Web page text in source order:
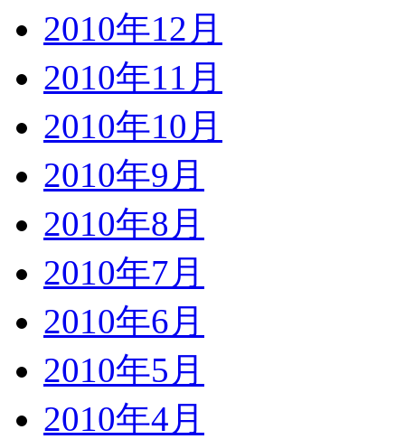
2010年12月
2010年11月
2010年10月
2010年9月
2010年8月
2010年7月
2010年6月
2010年5月
2010年4月